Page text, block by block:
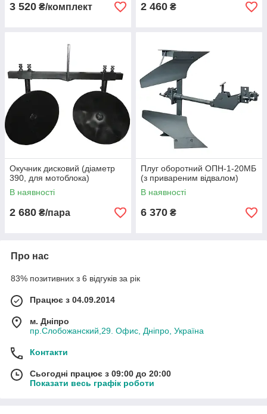
3 520 ₴/комплект 2 460 ₴
Окучник дисковий (діаметр
390, для мотоблока)
В наявності
2 680 ₴/пара
Плуг оборотний ОПН-1-20МБ
(з привареним відвалом)
В наявності
6 370 ₴
Про нас
83% позитивних з 6 відгуків за рік
Працює з 04.09.2014
м. Дніпро
пр.Слобожанский,29. Офис, Дніпро, Україна
Контакти
Сьогодні працює з 09:00 до 20:00
Показати весь графік роботи